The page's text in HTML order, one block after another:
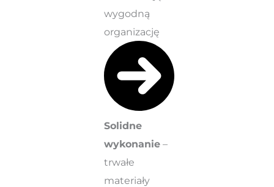
wygodną
organizację
Solidne
wykonanie –
trwałe
materiały